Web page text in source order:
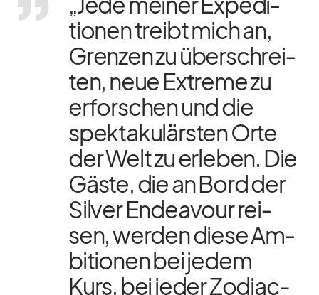
tio­nen treibt mich an,
Gren­zen zu über­schrei­
ten, neue Ex­treme zu
er­for­schen und die
spek­ta­ku­lärs­ten Orte
der Welt zu er­le­ben. Die
Gäste, die an Bord der
Sil­ver En­dea­vour rei­
sen, wer­den diese Am­
bi­tio­nen bei je­dem
Kurs, bei je­der Zo­diac-